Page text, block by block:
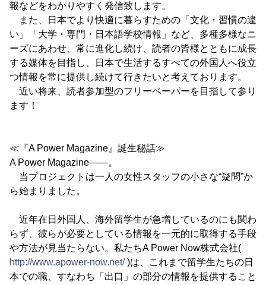
報などをわかりやすく発信致します。
また、日本でより快適に暮らすための「文化・習慣の違
い」「大学・専門・日本語学校情報」など、多種多様なニ
ーズにあわせ、常に進化し続け、読者の皆様とともに成長
する媒体を目指し、日本で生活するすべての外国人へ役立
つ情報を常に提供し続けて行きたいと考えております。
近い将来、読者参加型のフリーペーパーを目指して参り
ます！
≪『A Power Magazine』誕生秘話≫
A Power Magazine――。
当プロジェクトは一人の女性スタッフの小さな“疑問”か
ら始まりました。
近年在日外国人、海外留学生が急増しているのにも関わ
らず、彼らが必要としている情報を一元的に取得する手段
や方法が見当たらない。私たちA Power Now株式会社(
http://www.apower-now.net/)は、これまで留学生たちの日
本での職、すなわち「出口」の部分の情報を提供すること